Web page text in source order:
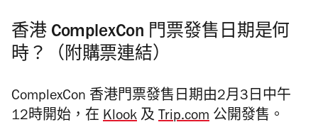
香港 ComplexCon 門票發售日期是何
時？（附購票連結）
ComplexCon 香港門票發售日期由2月3日中午
12時開始，在 Klook 及 Trip.com 公開發售。